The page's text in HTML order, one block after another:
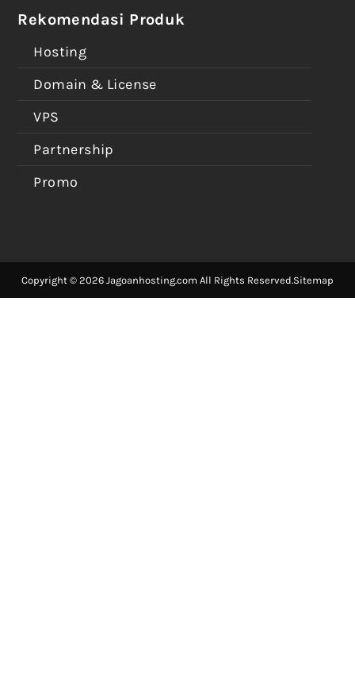
Rekomendasi Produk
Hosting
Domain & License
VPS
Partnership
Promo
Copyright © 2026 Jagoanhosting.com All Rights Reserved.Sitemap